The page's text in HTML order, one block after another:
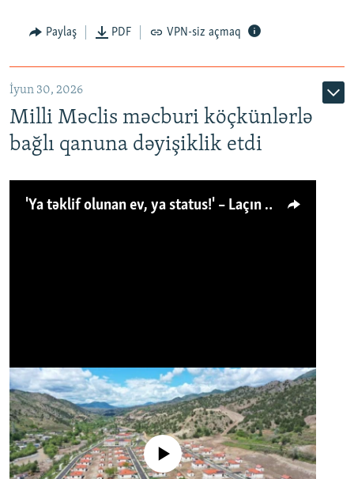
Paylaş PDF VPN-siz açmaq
İyun 30, 2026
Milli Məclis məcburi köçkünlərlə
bağlı qanuna dəyişiklik etdi
'Ya təklif olunan ev, ya status!' – Laçın köçkünü: 'Laçından başqa heç hara!'
No media source currently available